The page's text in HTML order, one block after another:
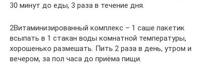
30 минут до еды, 3 раза в течение дня.
2Витаминизированный комплекс – 1 саше пакетик
всыпать в 1 стакан воды комнатной температуры,
хорошенько размешать. Пить 2 раза в день, утром и
вечером, за пол часа до приёма пищи.